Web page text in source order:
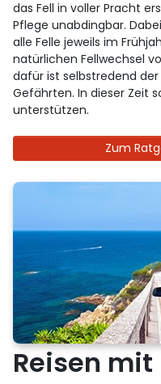
das Fell in voller Pracht
Pflege unabdingbar.
alle Felle jeweils im
natürlichen Fellwechsel
dafür ist selbstredend
Gefährten. In dieser Zeit
unterstützen.
Zum
Reisen mit